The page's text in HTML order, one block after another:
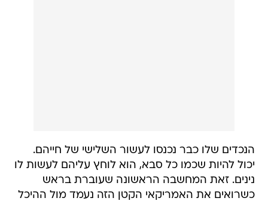
הנכדים שלו כבר נכנסו לעשור השלישי של חייהם.
יכול להיות שכמו כל סבא, הוא לוחץ עליהם לעשות לו
נינים. זאת המחשבה הראשונה שעוברת בראש
כשרואים את האמריקאי הקטן הזה נעמד מול ההיכל